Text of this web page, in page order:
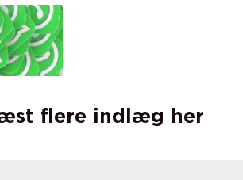
flere indlæg her